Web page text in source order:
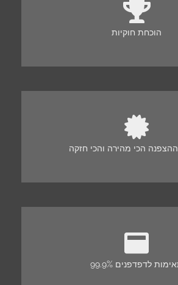
הוכחת חוקיות
הכי מהירה והכי חזקה
תאימות לדפדפנים